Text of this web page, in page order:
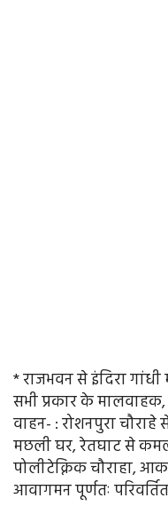
* राजभवन से इंदिरा
सभी प्रकार के मालवाहक,
वाहन- : रोशनपुरा चौराहे
मछली घर, रेतघाट से
पोलीटेक्निक चौराहा,
आवागमन पूर्णतः